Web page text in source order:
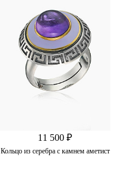
11 500 ₽
Кольцо из серебра с камнем аметист